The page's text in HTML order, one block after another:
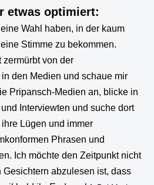
etwas optimiert:
Wahl haben, in der kaum
Stimme zu bekommen.
zermürbt von der
den Medien und schaue mir
Pripansch-Medien an, blicke in
Interviewten und suche dort
Lügen und immer
Phrasen und
Ich möchte den Zeitpunkt nicht
abzulesen ist, dass